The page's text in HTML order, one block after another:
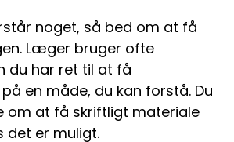
noget, så bed om at få
Læger bruger ofte
du har ret til at få
en måde, du kan forstå. Du
om at få skriftligt materiale
det er muligt.